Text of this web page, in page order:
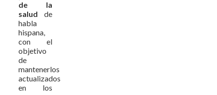
de la
salud de
habla
hispana,
con el
objetivo
de
mantenerlos
actualizados
en los